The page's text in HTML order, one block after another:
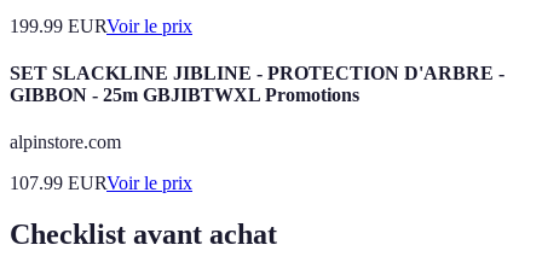
199.99 EURVoir le prix
SET SLACKLINE JIBLINE - PROTECTION D'ARBRE -
GIBBON - 25m GBJIBTWXL Promotions
alpinstore.com
107.99 EURVoir le prix
Checklist avant achat